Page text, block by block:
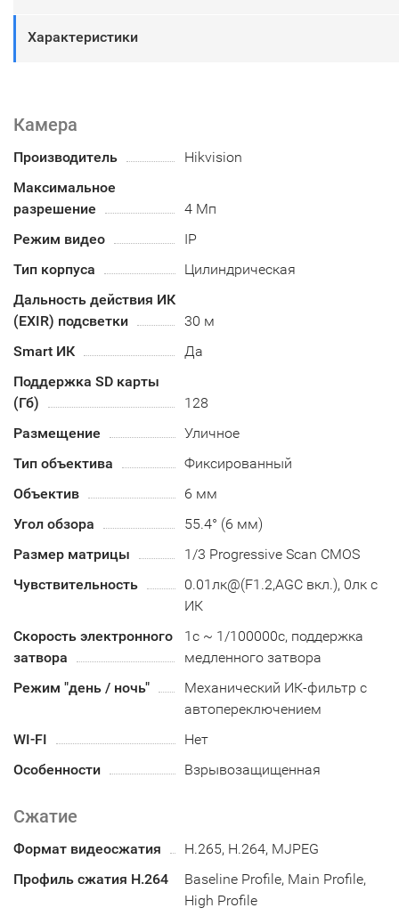
Характеристики
Камера
Производитель
Hikvision
Максимальное
разрешение
4 Мп
Режим видео
IP
Тип корпуса
Цилиндрическая
Дальность действия ИК
(EXIR) подсветки
30 м
Smart ИК
Да
Поддержка SD карты
(Гб)
128
Размещение
Уличное
Тип объектива
Фиксированный
Объектив
6 мм
Угол обзора
55.4° (6 мм)
Размер матрицы
1/3 Progressive Scan CMOS
Чувствительность
0.01лк@(F1.2,AGC вкл.), 0лк с
ИК
Скорость электронного
затвора
1с ~ 1/100000с, поддержка
медленного затвора
Режим "день / ночь"
Механический ИК-фильтр с
автопереключением
WI-FI
Нет
Особенности
Взрывозащищенная
Сжатие
Формат видеосжатия
H.265, H.264, MJPEG
Профиль сжатия H.264
Baseline Profile, Main Profile,
High Profile